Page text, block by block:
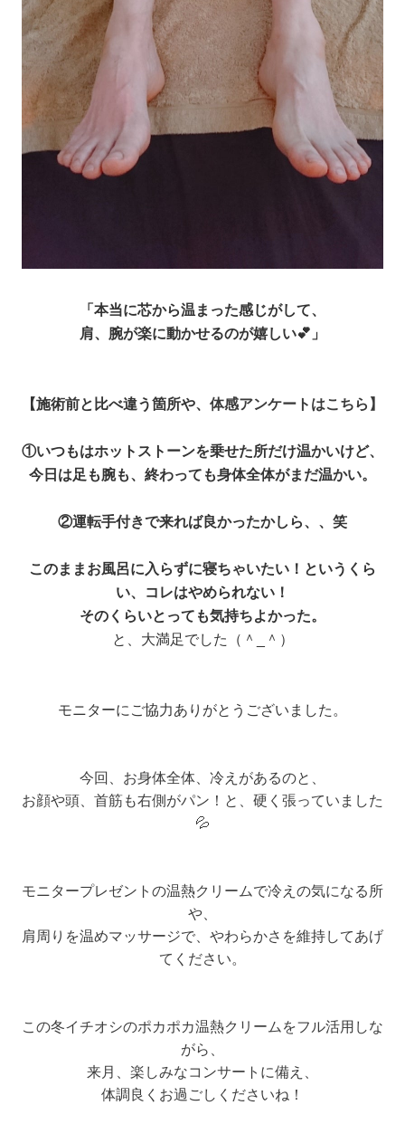
「本当に芯から温まった感じがして、
肩、腕が楽に動かせるのが嬉しい💕」
【施術前と比べ違う箇所や、 体感アンケートはこちら】
①いつもはホットストーンを乗せた所だけ温かいけど、
今日は足も腕も、終わっても身体全体がまだ温かい。
②運転手付きで来れば良かったかしら、、笑
このままお風呂に入らずに寝ちゃいたい！ というくら
い、コレはやめられない！
そのくらいとっても気持ちよかった。
と、大満足でした（＾_＾）
モニターにご協力ありがとうございました。
今回、お身体全体、冷えがあるのと、
お顔や頭、首筋も右側がパン！と、硬く張っていました
💦
モニタープレゼントの温熱クリームで冷えの気になる所
や、
肩周りを温めマッサージで、やわらかさを維持してあげ
てください。
この冬イチオシのポカポカ温熱クリームをフル活用しな
がら、
来月、楽しみなコンサートに備え、
体調良くお過ごしくださいね！